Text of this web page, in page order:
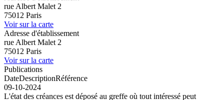
rue Albert Malet 2
75012 Paris
Voir sur la carte
Adresse d'établissement
rue Albert Malet 2
75012 Paris
Voir sur la carte
Publications
DateDescriptionRéférence
09-10-2024
L'état des créances est déposé au greffe où tout intéressé peut